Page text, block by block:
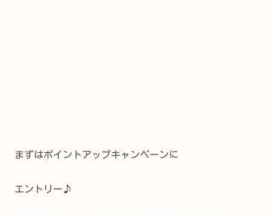
まずはポイントアップキャンペーンに
エントリー♪